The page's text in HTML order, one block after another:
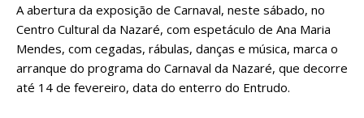
A abertura da exposição de Carnaval, neste sábado, no
Centro Cultural da Nazaré, com espetáculo de Ana Maria
Mendes, com cegadas, rábulas, danças e música, marca o
arranque do programa do Carnaval da Nazaré, que decorre
até 14 de fevereiro, data do enterro do Entrudo.